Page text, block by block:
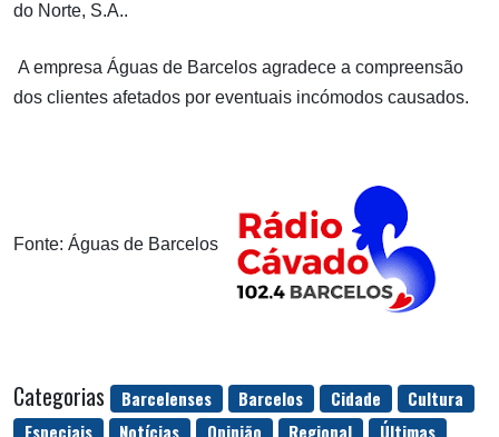
do Norte, S.A..
A empresa Águas de Barcelos agradece a compreensão
dos clientes afetados por eventuais incómodos causados.
Fonte: Águas de Barcelos
Categorias Barcelenses Barcelos Cidade
Cultura
Especiais
Notícias Opinião Regional
Últimas